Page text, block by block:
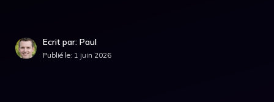
Ecrit par: Paul
Publié le: 1 juin 2026